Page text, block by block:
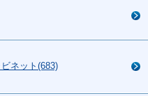
ネット(683)